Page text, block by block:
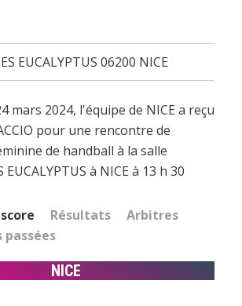
EUCALYPTUS 06200 NICE
mars 2024, l'équipe de NICE a reçu
pour une rencontre de
de handball à la salle
EUCALYPTUS à NICE à 13 h 30
Résultats
Arbitres
passées
NICE